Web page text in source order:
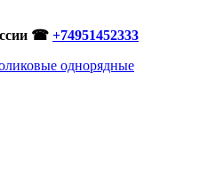
☎ +74951452333
однорядные